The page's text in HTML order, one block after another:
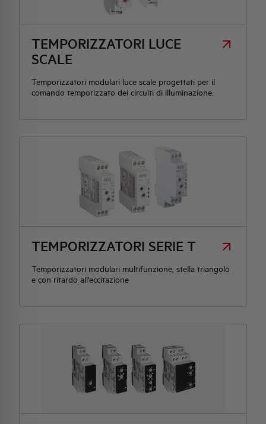
TEMPORIZZATORI LUCE
SCALE
Temporizzatori modulari luce scale progettati per il
comando temporizzato dei circuiti di illuminazione.
TEMPORIZZATORI SERIE T
Temporizzatori modulari multifunzione, stella triangolo
e con ritardo all'eccitazione
ATTIVITÀ E MERCATI